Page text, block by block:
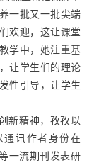
一批又一批尖端
欢迎，这让课堂
学中，她注重基
让学生们的理论
性引导，让学生
新精神，孜孜以
通讯作者身份在
一流期刊发表研